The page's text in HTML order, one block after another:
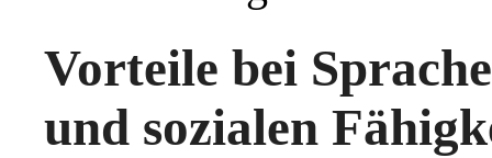
Vorteile bei
und sozialen